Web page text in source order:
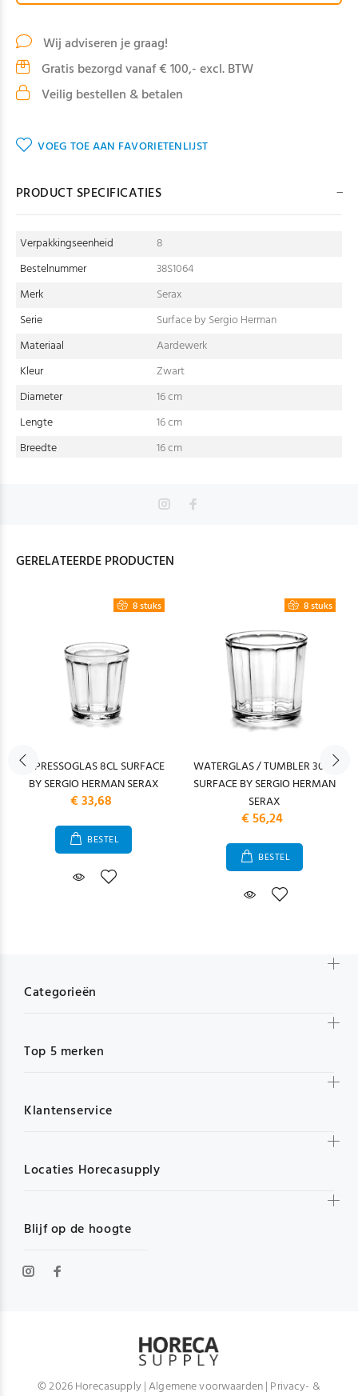
Wij adviseren je graag!
Gratis bezorgd vanaf € 100,- excl. BTW
Veilig bestellen & betalen
VOEG TOE AAN FAVORIETENLIJST
PRODUCT SPECIFICATIES
Verpakkingseenheid
8
Bestelnummer
38S1064
Merk
Serax
Serie
Surface by Sergio Herman
Materiaal
Aardewerk
Kleur
Zwart
Diameter
16 cm
Lengte
16 cm
Breedte
16 cm
GERELATEERDE PRODUCTEN
8 stuks
ESPRESSOGLAS 8CL SURFACE
BY SERGIO HERMAN SERAX
€ 33,68
BESTEL
8 stuks
WATERGLAS / TUMBLER 30CL
SURFACE BY SERGIO HERMAN
SERAX
€ 56,24
BESTEL
Blijf op de hoogte
Categorieën
Top 5 merken
Klantenservice
Locaties Horecasupply
© 2026 Horecasupply |Algemene voorwaarden| Privacy- &